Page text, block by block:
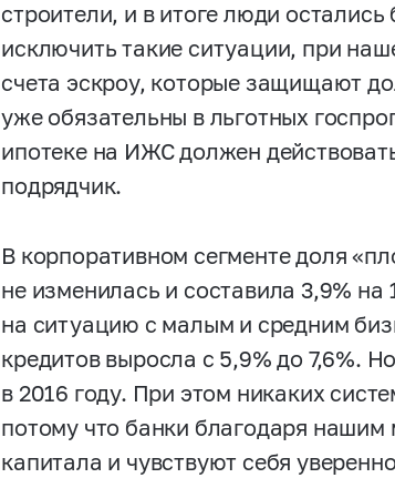
строители, и в итоге люди
исключить такие ситуации, при
счета эскроу, которые защищают
уже обязательны в льготных
ипотеке на ИЖС должен
подрядчик.
В корпоративном сегменте доля
не изменилась и составила 3,9%
на ситуацию с малым и средним
кредитов выросла с 5,9% до 7,6%.
в 2016 году. При этом никаких
потому что банки благодаря
капитала и чувствуют себя